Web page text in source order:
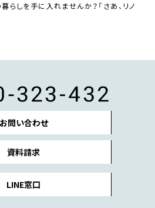
らしを手に入れませんか？「さあ、リノ
お問い合わせ
資料請求
LINE窓口